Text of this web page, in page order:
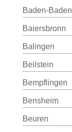
Baden-Baden
Baiersbronn
Balingen
Beilstein
Bempflingen
Bensheim
Beuren